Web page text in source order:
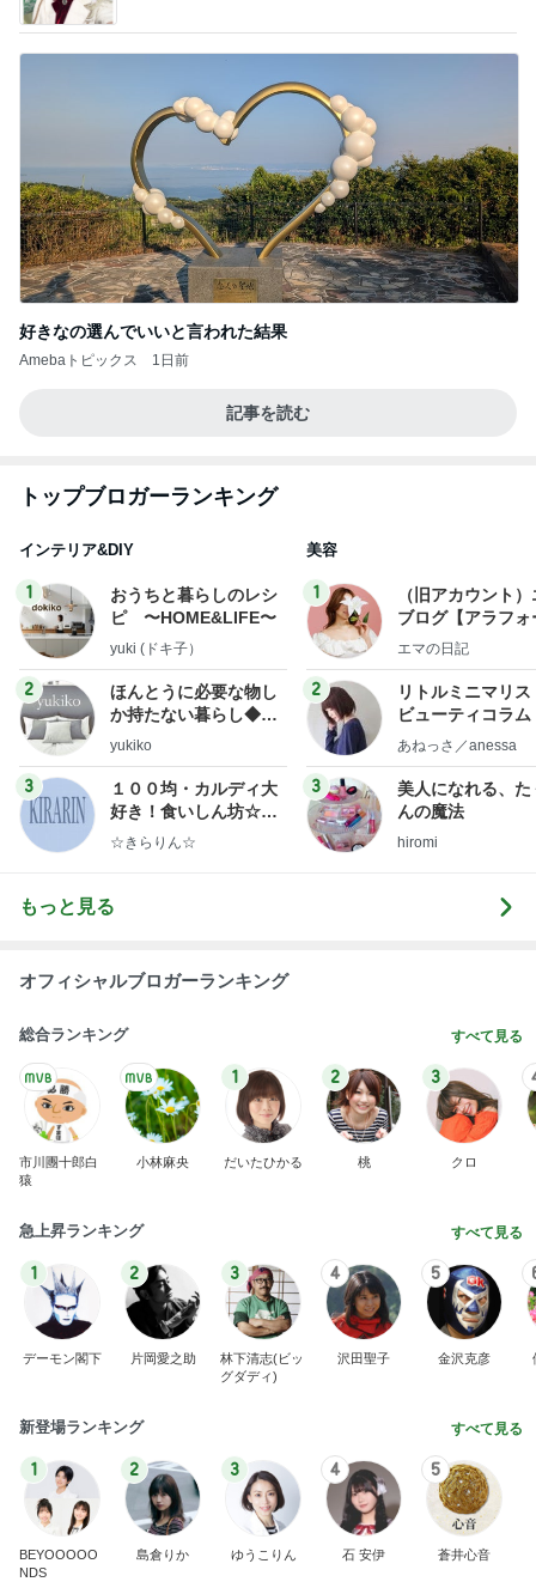
好きなの選んでいいと言われた結果
Amebaトピックス 1日前
記事を読む
トップブロガーランキング
インテリア&DIY
1
おうちと暮らしのレシ
ピ 〜HOME&LIFE〜
yuki (ドキ子）
2
ほんとうに必要な物し
か持たない暮らし◆Ke
ep Life Simple◆〜イ
yukiko
3
１００均・カルディ大
好き！食いしん坊☆き
らりん☆のブログ
☆きらりん☆
美容
1
（旧アカウント
ブログ【アラフォ
社売却セカンドラ
エマの日記
2
リトルミニマリス
ビューティコラ
little
あねっさ／anessa
3
美人になれる、た
んの魔法
hiromi
もっと見る
オフィシャルブロガーランキング
総合ランキング すべて見る
市川團十郎白
猿
小林麻央
1
だいたひかる
2
桃
3
クロ
急上昇ランキング すべて見る
1
デーモン閣下
2
片岡愛之助
3
林下清志(ビッ
グダディ)
4
沢田聖子
5
金沢克彦
新登場ランキング すべて見る
1
BEYOOOOO
NDS
2
島倉りか
3
ゆうこりん
4
石 安伊
5
蒼井心音